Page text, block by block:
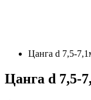
Цанга d 7,5-
Цанга d 7,5-